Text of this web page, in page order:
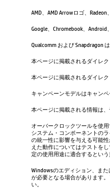
AMD、AMD Arrowロゴ、
Google、Chromebook、
Qualcomm および Snapdragon
本ページに掲載されるダイレ
本ページに掲載されるダイレ
キャンペーンモデルはキャン
本ページに掲載される情報は
オーバークロックツールを使
システム・コンポーネントの
の統一性に影響を与える可能
えた動作についてはテストを
定の使用用途に適合するという
Windowsのエディション、ま
が必要となる場合があります
い。